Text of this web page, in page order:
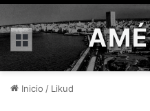
Menú
Inicio / Likud